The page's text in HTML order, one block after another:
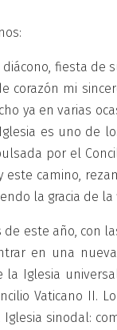
fiesta de
corazón mi
ya en varias
es uno de
por el
este camino,
la gracia de
de este año, con
en una
la Iglesia
Vaticano II.
sinodal: